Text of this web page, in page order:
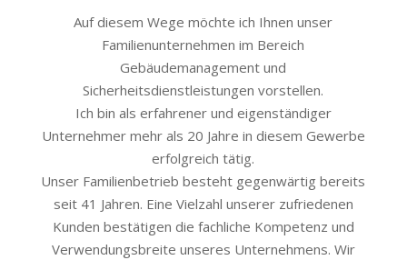
Auf diesem Wege möchte ich Ihnen unser
Familienunternehmen im Bereich
Gebäudemanagement und
Sicherheitsdienstleistungen vorstellen.
Ich bin als erfahrener und eigenständiger
Unternehmer mehr als 20 Jahre in diesem Gewerbe
erfolgreich tätig.
Unser Familienbetrieb besteht gegenwärtig bereits
seit 41 Jahren. Eine Vielzahl unserer zufriedenen
Kunden bestätigen die fachliche Kompetenz und
Verwendungsbreite unseres Unternehmens. Wir